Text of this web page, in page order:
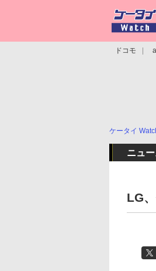
ドコモ
ケータイ
ニュ
LG